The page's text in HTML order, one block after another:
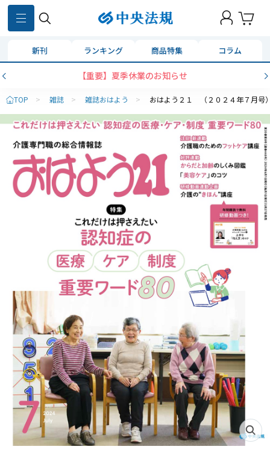
新刊 ランキング 商品特集 コラム
【重要】夏季休業のお知らせ
TOP > 雑誌 > 雑誌おはよう > おはよう２１ （２０２４年７月号